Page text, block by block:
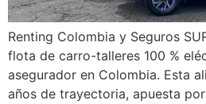
Renting Colombia y Seguros
flota de carro-talleres 100 %
asegurador en Colombia. Esta
años de trayectoria, apuesta